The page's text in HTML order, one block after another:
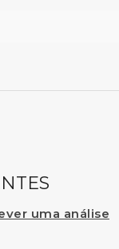
uma análise